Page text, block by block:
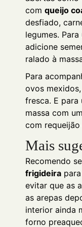
com queijo
desfiado,
legumes.
adicione
ralado à
Para
ovos
fresca. E para
massa com
com requeijão
Mais
Recomendo
frigideirapara
evitar que as
as arepas
interior ainda
forno